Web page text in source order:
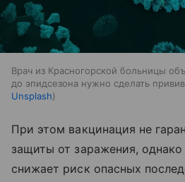
Врач из Красногорской больницы
до эпидсезона нужно сделать
Unsplash
При этом вакцинация не
защиты от заражения, однако
снижает риск опасных